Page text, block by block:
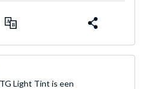
Light Tint is een